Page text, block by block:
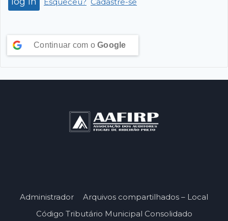
Continuar com o Google
Administrador
Arquivos compartilhados – Local
Código Tributário Municipal Consolidado